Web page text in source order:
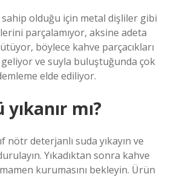
olduğu için metal dişliler gibi
parçalamıyor, aksine adeta
böylece kahve parçacıkları
ve suyla buluştuğunda çok
elde ediliyor.
mı?
nötr deterjanlı suda yıkayın ve
Yıkadıktan sonra kahve
kurumasını bekleyin. Ürün